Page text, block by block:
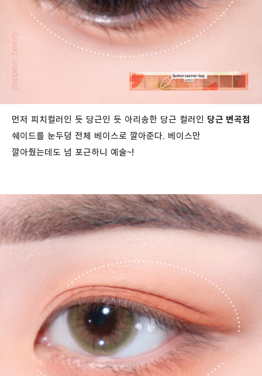
먼저 피치컬러인 듯 당근인 듯 아리송한 당근 컬러인 당근 변곡점
쉐이드를 눈두덩 전체 베이스로 깔아준다. 베이스만
깔아줬는데도 넘 포근하니 예술~!